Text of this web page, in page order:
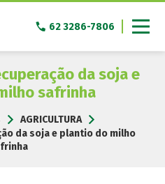
62 3286-7806
da soja e
safrinha
AGRICULTURA
da soja e plantio do milho